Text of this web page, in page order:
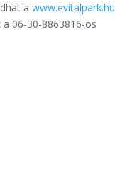
awww.evitalpark.hu
06-30-8863816-os